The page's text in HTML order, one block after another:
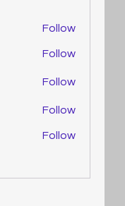
Follow
Follow
Follow
Follow
Follow